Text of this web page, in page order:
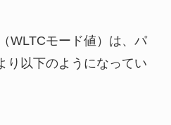
WLTCモード値）は、パ
り以下のようになってい